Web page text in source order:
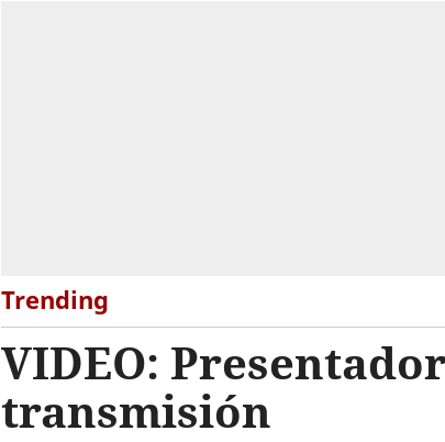
Trending
VIDEO:
transmisión